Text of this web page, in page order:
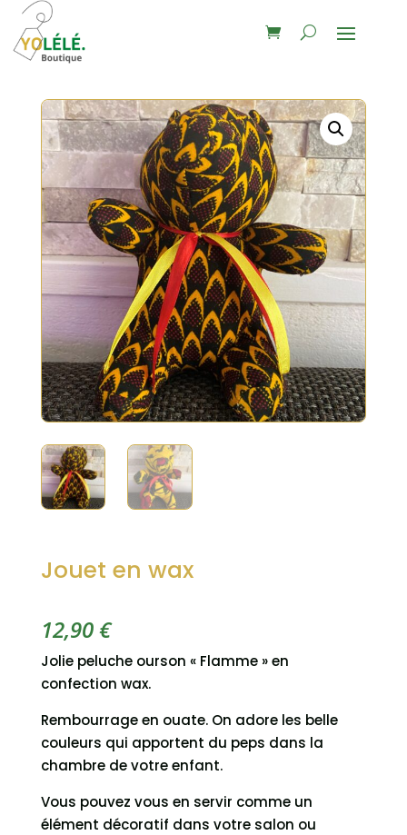
Jouet en wax
12,90€
Jolie peluche ourson « Flamme » en
confection wax.
Rembourrage en ouate. On adore les belle
couleurs qui apportent du peps dans la
chambre de votre enfant.
Vous pouvez vous en servir comme un
élément décoratif dans votre salon ou